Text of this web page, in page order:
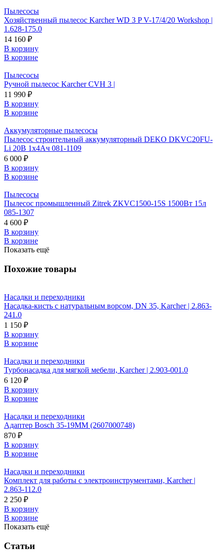
Пылесосы
Хозяйственный пылесос Karcher WD 3 P V-17/4/20 Workshop |
1.628-175.0
14 160 ₽
В корзину
В корзине
Пылесосы
Ручной пылесос Karcher CVH 3 |
11 990 ₽
В корзину
В корзине
Аккумуляторные пылесосы
Пылесос строительный аккумуляторный DEKO DKVC20FU-
Li 20В 1x4Ач 081-1109
6 000 ₽
В корзину
В корзине
Пылесосы
Пылесос промышленный Zitrek ZKVC1500-15S 1500Вт 15л
085-1307
4 600 ₽
В корзину
В корзине
Показать ещё
Похожие товары
Насадки и переходники
Насадка-кисть с натуральным ворсом, DN 35, Karcher | 2.863-
241.0
1 150 ₽
В корзину
В корзине
Насадки и переходники
Турбонасадка для мягкой мебели, Karcher | 2.903-001.0
6 120 ₽
В корзину
В корзине
Насадки и переходники
Адаптер Bosch 35-19ММ (2607000748)
870 ₽
В корзину
В корзине
Насадки и переходники
Комплект для работы с электроинструментами, Karcher |
2.863-112.0
2 250 ₽
В корзину
В корзине
Показать ещё
Статьи